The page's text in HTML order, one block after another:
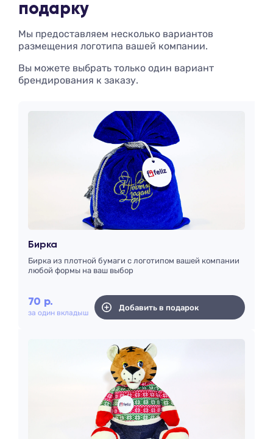
подарку
Мы предоставляем несколько вариантов
размещения логотипа вашей компании.
Вы можете выбрать только один вариант
брендирования к заказу.
Бирка
Бирка из плотной бумаги с логотипом вашей компании
любой формы на ваш выбор
70 р.
за один вкладыш
Добавить в подарок